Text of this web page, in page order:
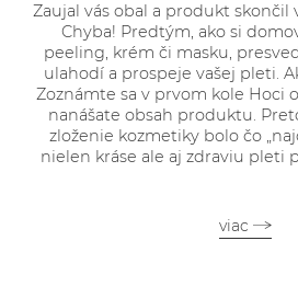
Zaujal vás obal a produkt skončil
Chyba! Predtým, ako si
peeling, krém či masku,
ulahodí a prospeje vašej pleti.
Zoznámte sa v prvom kole Hoci
nanášate obsah produktu.
zloženie kozmetiky bolo čo
nielen kráse ale aj zdraviu pleti
viac